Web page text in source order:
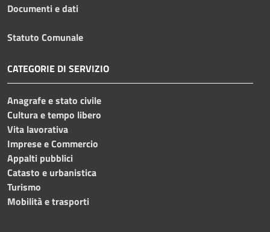
Documenti e dati
Statuto Comunale
CATEGORIE DI SERVIZIO
Anagrafe e stato civile
Cultura e tempo libero
Vita lavorativa
Imprese e Commercio
Appalti pubblici
Catasto e urbanistica
Turismo
Mobilità e trasporti